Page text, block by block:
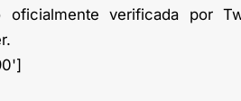
oficialmente verificada por